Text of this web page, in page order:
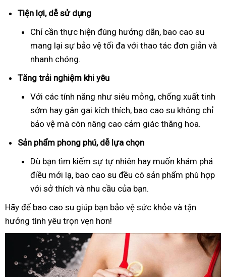
Tiện lợi, dễ sử dụng
Chỉ cần thực hiện đúng hướng dẫn, bao cao su
mang lại sự bảo vệ tối đa với thao tác đơn giản và
nhanh chóng.
Tăng trải nghiệm khi yêu
Với các tính năng như siêu mỏng, chống xuất tinh
sớm hay gân gai kích thích, bao cao su không chỉ
bảo vệ mà còn nâng cao cảm giác thăng hoa.
Sản phẩm phong phú, dễ lựa chọn
Dù bạn tìm kiếm sự tự nhiên hay muốn khám phá
điều mới lạ, bao cao su đều có sản phẩm phù hợp
với sở thích và nhu cầu của bạn.
Hãy để bao cao su giúp bạn bảo vệ sức khỏe và tận
hưởng tình yêu trọn vẹn hơn!